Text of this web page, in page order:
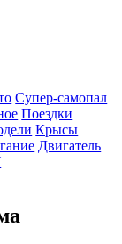
Супер-самопал
Поездки
Крысы
Двигатель